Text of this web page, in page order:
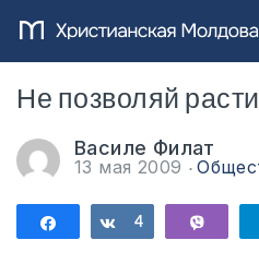
Не позволяй
Василе Филат
13 мая 2009
ПоделитьсяПоделиться
4